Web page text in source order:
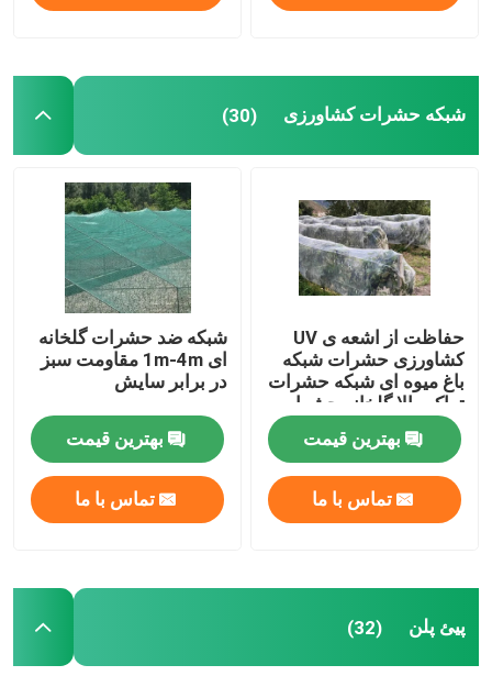
شبکه حشرات کشاورزی (30)
حفاظت از اشعه ی UV
کشاورزی حشرات شبکه
باغ میوه ای شبکه حشرات
تراکم بالا گلخانه حشرات
شبکه
بهترین قیمت
تماس با ما
شبکه ضد حشرات گلخانه
ای 1m-4m مقاومت سبز
در برابر سایش
بهترین قیمت
تماس با ما
پیئ پلن (32)